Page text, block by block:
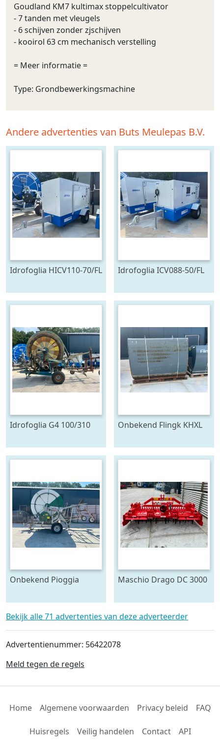
Goudland KM7 kultimax stoppelcultivator
- 7 tanden met vleugels
- 6 schijven zonder zjschijven
- kooirol 63 cm mechanisch verstelling
= Meer informatie =
Type: Grondbewerkingsmachine
Andere advertenties van Buts Meulepas B.V.
Idrofoglia HICV110-70/FL
2026)
Idrofoglia ICV088-50/FL
2025)
Idrofoglia G4 100/310
1996)
Onbekend Flingk KHXL
2018)
Onbekend Pioggia
beregenings haspel
Maschio Drago DC 3000
Bekijk alle 71 advertenties van deze adverteerder
Advertentienummer: 56422078
Meld tegen de regels
Home Algemene voorwaarden Privacy beleid FAQ
Huisregels Veilig handelen Contact API